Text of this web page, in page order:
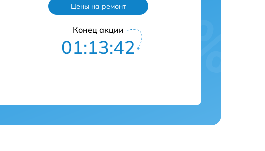
Цены на ремонт
Конец акции
01:13:41